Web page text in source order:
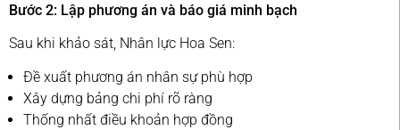
Bước 2: Lập phương án và báo giá minh bạch
Sau khi khảo sát, Nhân lực Hoa Sen:
Đề xuất phương án nhân sự phù hợp
Xây dựng bảng chi phí rõ ràng
Thống nhất điều khoản hợp đồng